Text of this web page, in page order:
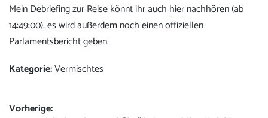
Mein Debriefing zur Reise könnt ihr auch hiernachhören (ab
14:49:00), es wird außerdem noch einen offiziellen
Parlamentsbericht geben.
Kategorie:Vermischtes
Beitrags-
Vorherige: